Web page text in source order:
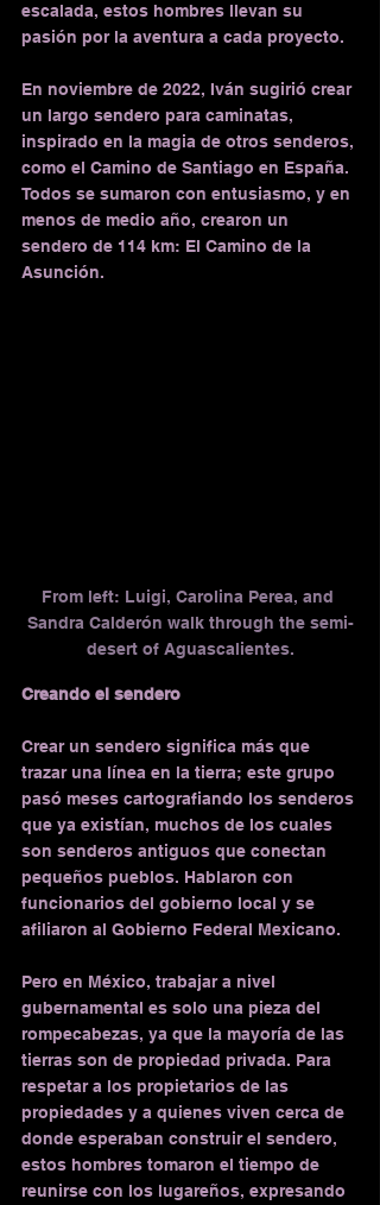
escalada, estos hombres llevan su
pasión por la aventura a cada proyecto.
En noviembre de 2022, Iván sugirió crear
un largo sendero para caminatas,
inspirado en la magia de otros senderos,
como el Camino de Santiago en España.
Todos se sumaron con entusiasmo, y en
menos de medio año, crearon un
sendero de 114 km: El Camino de la
Asunción.
From left: Luigi, Carolina Perea, and
Sandra Calderón walk through the semi-
desert of Aguascalientes.
Creando el sendero
Crear un sendero significa más que
trazar una línea en la tierra; este grupo
pasó meses cartografiando los senderos
que ya existían, muchos de los cuales
son senderos antiguos que conectan
pequeños pueblos. Hablaron con
funcionarios del gobierno local y se
afiliaron al Gobierno Federal Mexicano.
Pero en México, trabajar a nivel
gubernamental es solo una pieza del
rompecabezas, ya que la mayoría de las
tierras son de propiedad privada. Para
respetar a los propietarios de las
propiedades y a quienes viven cerca de
donde esperaban construir el sendero,
estos hombres tomaron el tiempo de
reunirse con los lugareños, expresando